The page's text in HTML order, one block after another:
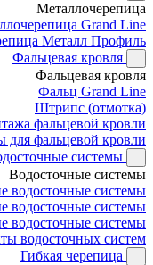
Металлочерепица
Grand Line
Металл Профиль
Фальцевая кровля
Фальцевая кровля
Фальц Grand Line
Штрипс (отмотка)
фальцевой кровли
для фальцевой кровли
системы
Водосточные системы
водосточные системы
водосточные системы
водосточные системы
водосточных систем
Гибкая черепица